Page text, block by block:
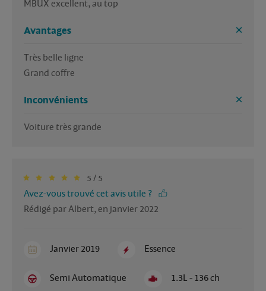
MBUX excellent, au top
Avantages
Très belle ligne
Grand coffre
Inconvénients
Voiture très grande
5 / 5
Avez-vous trouvé cet avis utile ?
Rédigé par Albert, en janvier 2022
Janvier 2019 Essence
Semi Automatique 1.3L - 136 ch